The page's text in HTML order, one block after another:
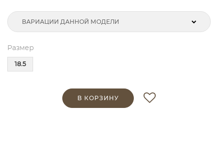
ВАРИАЦИИ ДАННОЙ МОДЕЛИ
Размер
18.5
В КОРЗИНУ